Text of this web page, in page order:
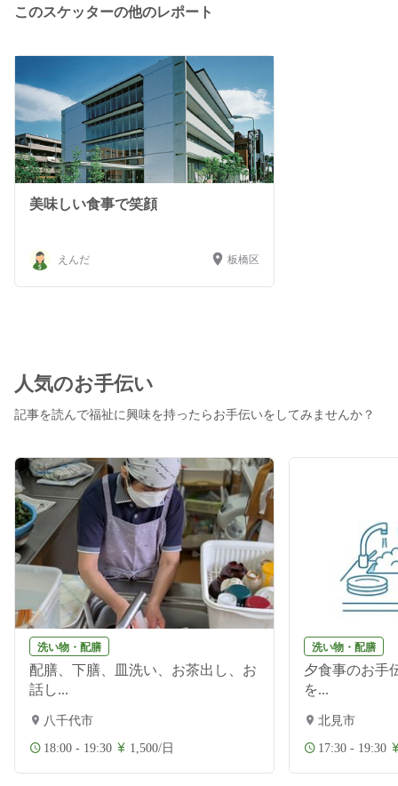
このスケッターの他のレポート
美味しい食事で笑顔
えんだ 板橋区
人気のお手伝い
記事を読んで福祉に興味を持ったらお手伝いをしてみませんか？
洗い物・配膳
配膳、下膳、皿洗い、お茶出し、お
話し...
八千代市
18:00 - 19:30 1,500/日
洗い物・配膳
夕食事のお手
を...
北見市
17:30 - 19:30